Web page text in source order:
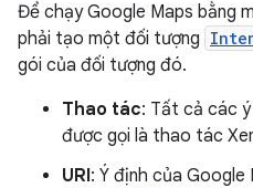
Để chạy Google Maps bằng
phải tạo một đối tượng
gói của đối tượng đó.
Thao tác: Tất cả các
được gọi là thao tác
URI: Ý định của Google